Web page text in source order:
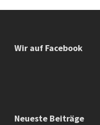
Wir auf Facebook
Neueste Beiträge